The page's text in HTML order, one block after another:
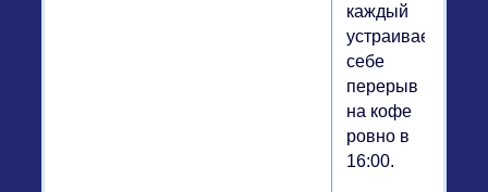
каждый
устраивает
себе
перерыв
на кофе
ровно в
16:00.